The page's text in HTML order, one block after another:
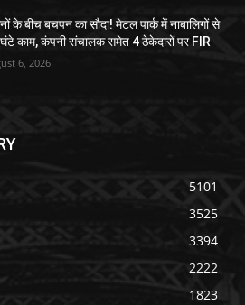
के बीच बचपन का सौदा! मेटल पार्क में नाबालिगों से
काम, कंपनी संचालक समेत 4 ठेकेदारों पर FIR
6, 2026
5101
3525
3394
2222
1823